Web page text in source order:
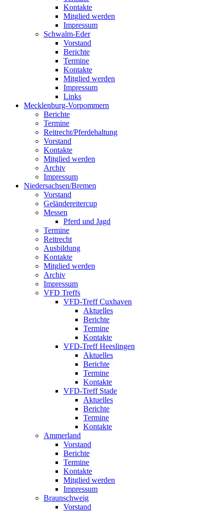
Kontakte
Mitglied werden
Impressum
Schwalm-Eder
Vorstand
Berichte
Termine
Kontakte
Mitglied werden
Impressum
Links
Mecklenburg-Vorpommern
Berichte
Termine
Reitrecht/Pferdehaltung
Vorstand
Kontakte
Mitglied werden
Archiv
Impressum
Niedersachsen/Bremen
Vorstand
Geländereitercup
Messen
Pferd und Jagd
Termine
Reitrecht
Ausbildung
Kontakte
Mitglied werden
Archiv
Impressum
VFD Treffs
VFD-Treff Cuxhaven
Aktuelles
Berichte
Termine
Kontakte
VFD-Treff Heeslingen
Aktuelles
Berichte
Termine
Kontakte
VFD-Treff Stade
Aktuelles
Berichte
Termine
Kontakte
Ammerland
Vorstand
Berichte
Termine
Kontakte
Mitglied werden
Impressum
Braunschweig
Vorstand